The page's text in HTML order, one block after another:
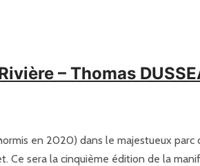
– Thomas
en 2020) dans le majestueux parc
Ce sera la cinquième édition de la